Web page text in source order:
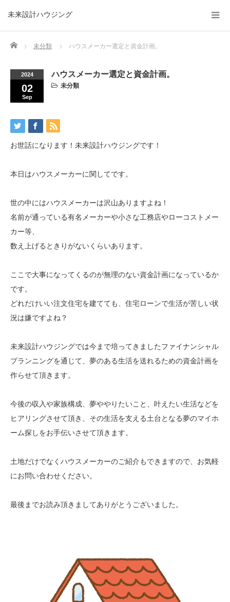
未来設計ハウジング
Home 未分類 ハウスメーカー選定と資金計画。
2024
02
Sep
ハウスメーカー選定と資金計画。
未分類
お世話になります！未来設計ハウジングです！
本日はハウスメーカーに関してです。
世の中にはハウスメーカーは沢山ありますよね！
名前が通っている有名メーカーや小さな工務店やローコストメー
カー等、
数え上げるときりがないくらいあります。
ここで大事になってくるのが無理のない資金計画になっているか
です。
どれだけいい注文住宅を建てても、住宅ローンで生活が苦しい状
況は嫌ですよね？
未来設計ハウジングでは今まで培ってきましたファイナンシャル
プランニングを通じて、夢のある生活を送れるための資金計画を
作らせて頂きます。
今後の収入や家族構成、夢ややりたいこと、叶えたい生活などを
ヒアリングさせて頂き、その生活を支える土台となる夢のマイホ
ーム探しをお手伝いさせて頂きます。
土地だけでなくハウスメーカーのご紹介もできますので、お気軽
にお問い合わせください。
最後までお読み頂きましてありがとうございました。